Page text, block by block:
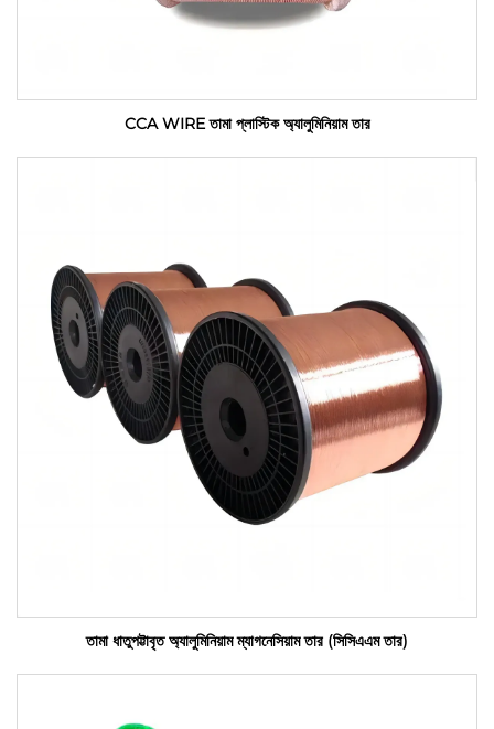
CCA WIRE তামা প্লাস্টিক অ্যালুমিনিয়াম তার
তামা ধাতুপট্টাবৃত অ্যালুমিনিয়াম ম্যাগনেসিয়াম তার (সিসিএএম তার)